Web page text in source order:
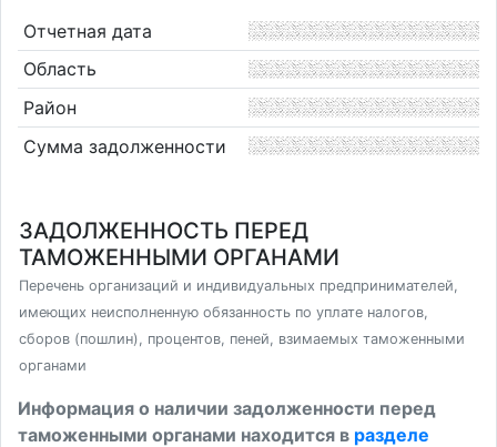
Отчетная дата
Область
Район
Сумма задолженности
ЗАДОЛЖЕННОСТЬ ПЕРЕД
ТАМОЖЕННЫМИ ОРГАНАМИ
Перечень организаций и индивидуальных предпринимателей,
имеющих неисполненную обязанность по уплате налогов,
сборов (пошлин), процентов, пеней, взимаемых таможенными
органами
Информация о наличии задолженности перед
таможенными органами находится в разделе